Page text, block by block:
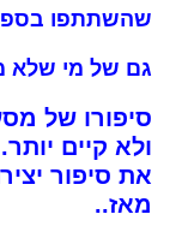
שהשתתפו
גם של מי שלא
סיפורו של
ולא קיים
את סיפור
מאז..